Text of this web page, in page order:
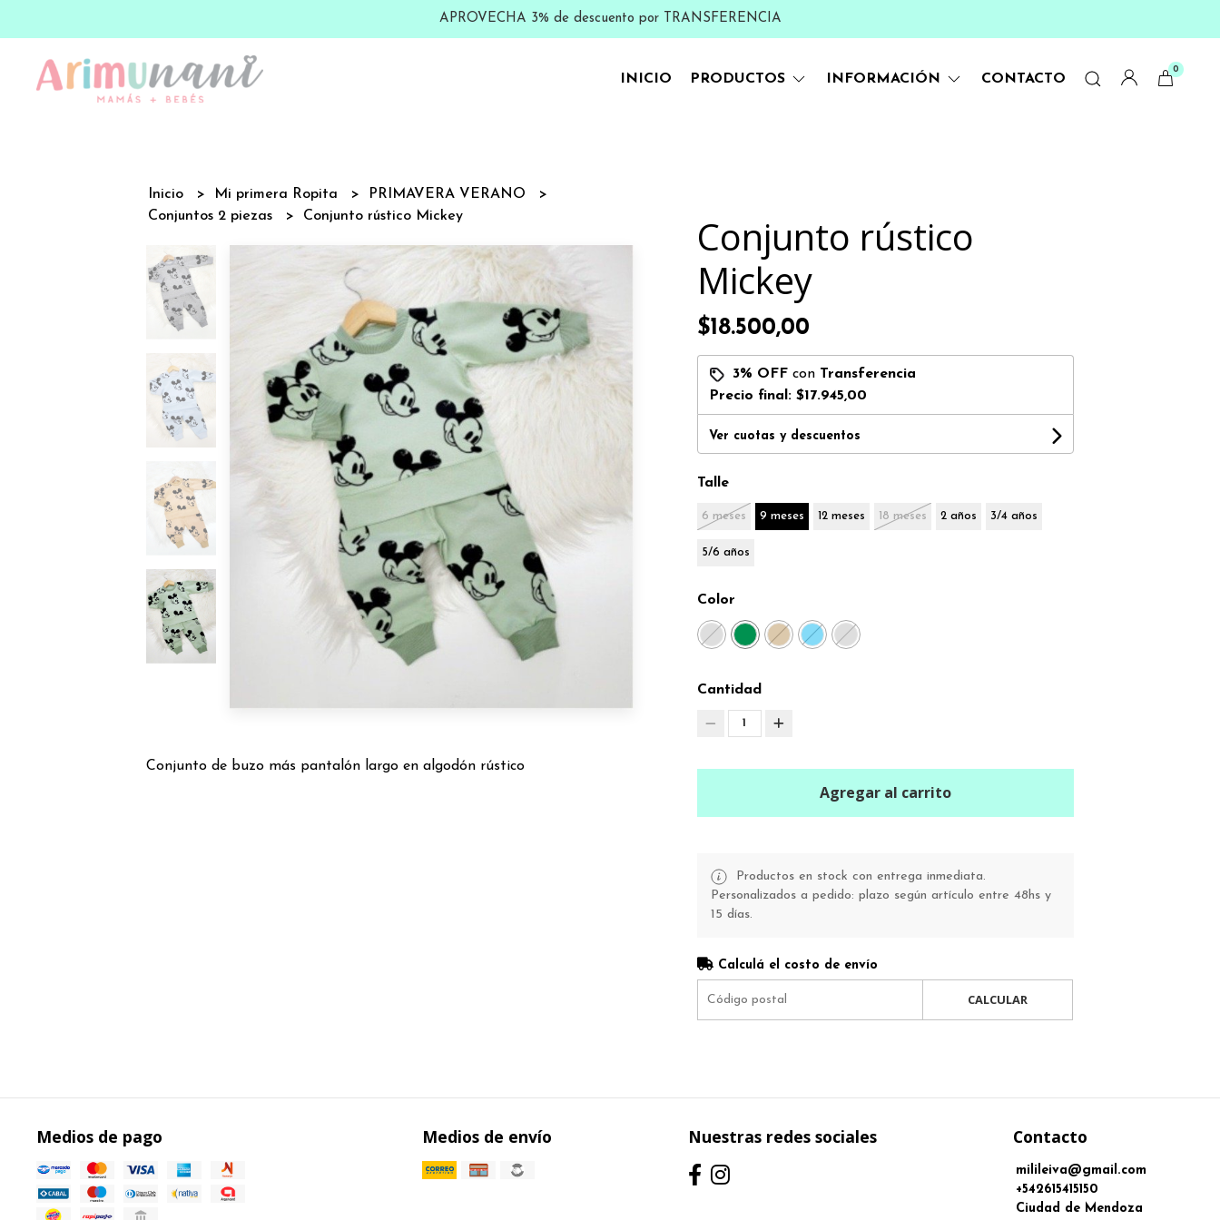
APROVECHA 3% de descuento por TRANSFERENCIA
INICIO PRODUCTOS INFORMACIÓN CONTACTO
0
Inicio Mi primera Ropita
PRIMAVERA VERANO
Conjuntos 2 piezas
Conjunto rústico Mickey
Conjunto de buzo más pantalón largo en algodón rústico
Conjunto rústico
Mickey
$18.500,00
3% OFFcon Transferencia
Precio final: $17.945,00
Ver cuotas y descuentos
Talle
6 meses 9 meses 12 meses 18 meses 2 años 3/4 años
5/6 años
Color
Cantidad
1
Agregar al carrito
Productos en stock con entrega inmediata.
Personalizados a pedido: plazo según artículo entre 48hs y
15 días.
Calculá el costo de envío
CALCULAR
Medios de pago Medios de envío Nuestras redes sociales Contacto
milileiva@gmail.com
+542615415150
Ciudad de Mendoza